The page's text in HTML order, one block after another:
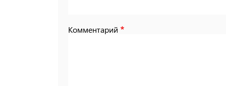
Комментарий